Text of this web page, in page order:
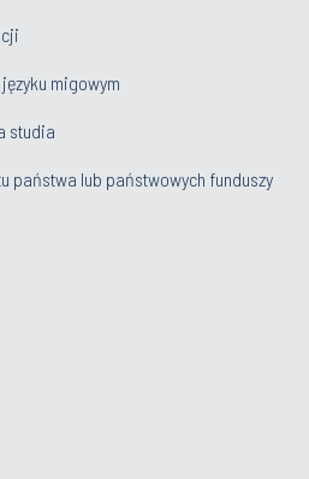
migowym
studia
państwa lub państwowych funduszy